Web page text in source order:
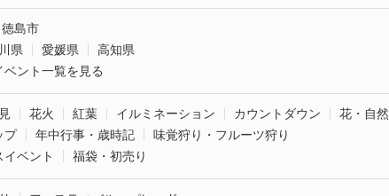
徳島市
県 愛媛県
高知県
ント一覧を見る
花火 紅葉 イルミネーション カウントダウン
花・自然
プ
年中行事・歳時記
味覚狩り・フルーツ狩り
イベント
福袋・初売り